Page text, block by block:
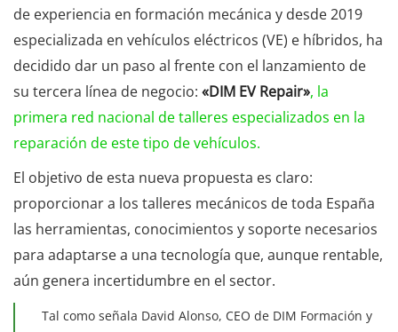
de experiencia en formación mecánica y desde 2019
especializada en vehículos eléctricos (VE) e híbridos, ha
decidido dar un paso al frente con el lanzamiento de
su tercera línea de negocio: «DIM EV Repair», la
primera red nacional de talleres especializados en la
reparación de este tipo de vehículos.
El objetivo de esta nueva propuesta es claro:
proporcionar a los talleres mecánicos de toda España
las herramientas, conocimientos y soporte necesarios
para adaptarse a una tecnología que, aunque rentable,
aún genera incertidumbre en el sector.
Tal como señala David Alonso, CEO de DIM Formación y